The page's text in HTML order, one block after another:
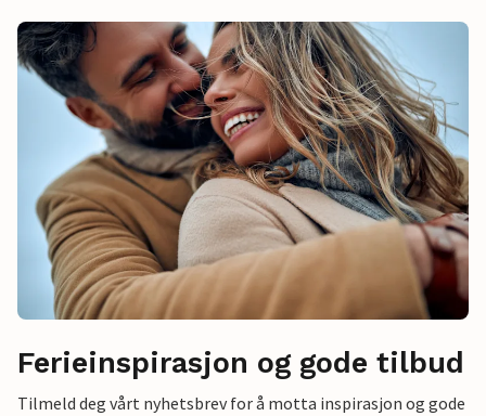
Ferieinspirasjon og gode tilbud
Tilmeld deg vårt nyhetsbrev for å motta inspirasjon og gode